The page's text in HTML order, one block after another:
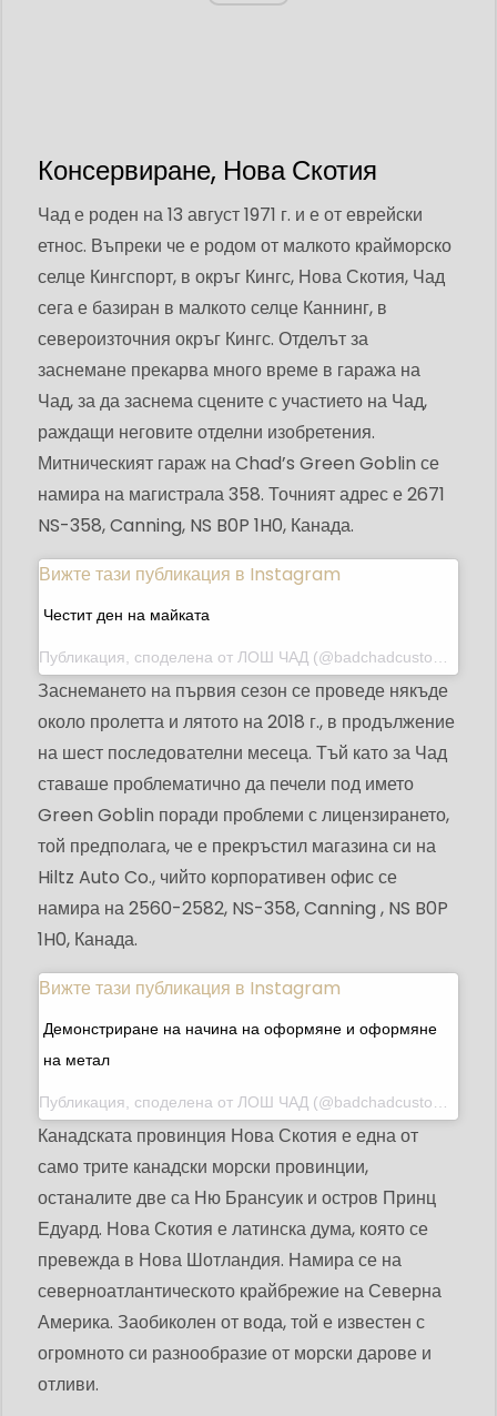
Консервиране, Нова Скотия
Чад е роден на 13 август 1971 г. и е от еврейски
етнос. Въпреки че е родом от малкото крайморско
селце Кингспорт, в окръг Кингс, Нова Скотия, Чад
сега е базиран в малкото селце Каннинг, в
североизточния окръг Кингс. Отделът за
заснемане прекарва много време в гаража на
Чад, за да заснема сцените с участието на Чад,
раждащи неговите отделни изобретения.
Митническият гараж на Chad’s Green Goblin се
намира на магистрала 358. Точният адрес е 2671
NS-358, Canning, NS B0P 1H0, Канада.
Вижте тази публикация в Instagram
Честит ден на майката
Публикация, споделена от ЛОШ ЧАД (@badchadcustoms) на 10 май 2020 г. в 12:10 ч. PDT
Заснемането на първия сезон се проведе някъде
около пролетта и лятото на 2018 г., в продължение
на шест последователни месеца. Тъй като за Чад
ставаше проблематично да печели под името
Green Goblin поради проблеми с лицензирането,
той предполага, че е прекръстил магазина си на
Hiltz Auto Co., чийто корпоративен офис се
намира на 2560-2582, NS-358, Canning , NS B0P
1H0, Канада.
Вижте тази публикация в Instagram
Демонстриране на начина на оформяне и оформяне
на метал
Публикация, споделена от ЛОШ ЧАД (@badchadcustoms) на 9 август 2020 г. в 10:48 ч. PDT
Канадската провинция Нова Скотия е една от
само трите канадски морски провинции,
останалите две са Ню Брансуик и остров Принц
Едуард. Нова Скотия е латинска дума, която се
превежда в Нова Шотландия. Намира се на
северноатлантическото крайбрежие на Северна
Америка. Заобиколен от вода, той е известен с
огромното си разнообразие от морски дарове и
отливи.